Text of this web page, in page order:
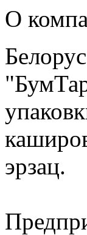
О
эрзац.